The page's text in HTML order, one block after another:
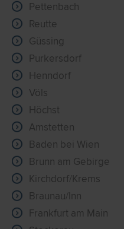
Pettenbach
Reutte
Güssing
Purkersdorf
Henndorf
Völs
Höchst
Amstetten
Baden bei Wien
Brunn am Gebirge
Kirchdorf/Krems
Braunau/Inn
Frankfurt am Main